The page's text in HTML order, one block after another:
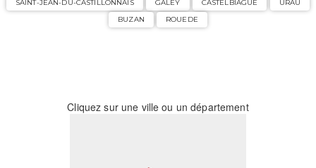
SAINT-JEAN-DU-CASTILLONNAIS
GALEY CASTELBIAGUE
URAU
BUZAN
ROUEDE
Cliquez sur une ville ou un département